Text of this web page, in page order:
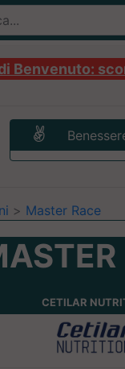
Benvenuto:
> Master Race
CETILAR